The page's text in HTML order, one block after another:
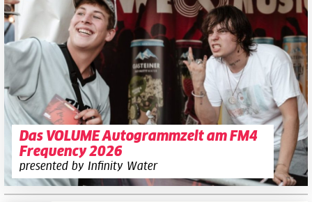
Das VOLUME Autogrammzelt am FM4
Frequency 2026
presented by Infinity Water